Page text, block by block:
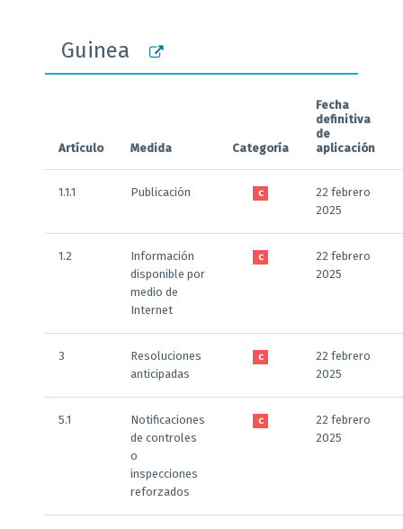
Guinea
Artículo Medida Categoría
Fecha
definitiva
de
aplicación
1.1.1 Publicación C
22 febrero
2025
1.2
Información
disponible por
medio de
Internet
C
22 febrero
2025
3
Resoluciones
anticipadas
C
22 febrero
2025
5.1
Notificaciones
de controles
o
inspecciones
reforzados
C
22 febrero
2025